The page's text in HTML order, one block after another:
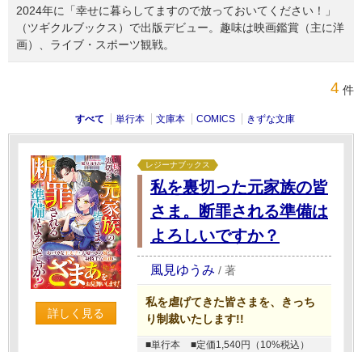
2024年に「幸せに暮らしてますので放っておいてください！」
（ツギクルブックス）で出版デビュー。趣味は映画鑑賞（主に洋
画）、ライブ・スポーツ観戦。
4 件
すべて 単行本 文庫本 COMICS きずな文庫
詳しく見る
レジーナブックス
私を裏切った元家族の皆
さま。断罪される準備は
よろしいですか？
風見ゆうみ / 著
私を虐げてきた皆さまを、きっち
り制裁いたします!!
■単行本
■定価1,540円（10%税込）